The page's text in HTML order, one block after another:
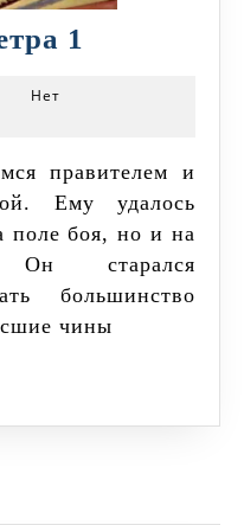
1
Нет
Ему удалось
поле боя, но и на
старался
большинство
чины